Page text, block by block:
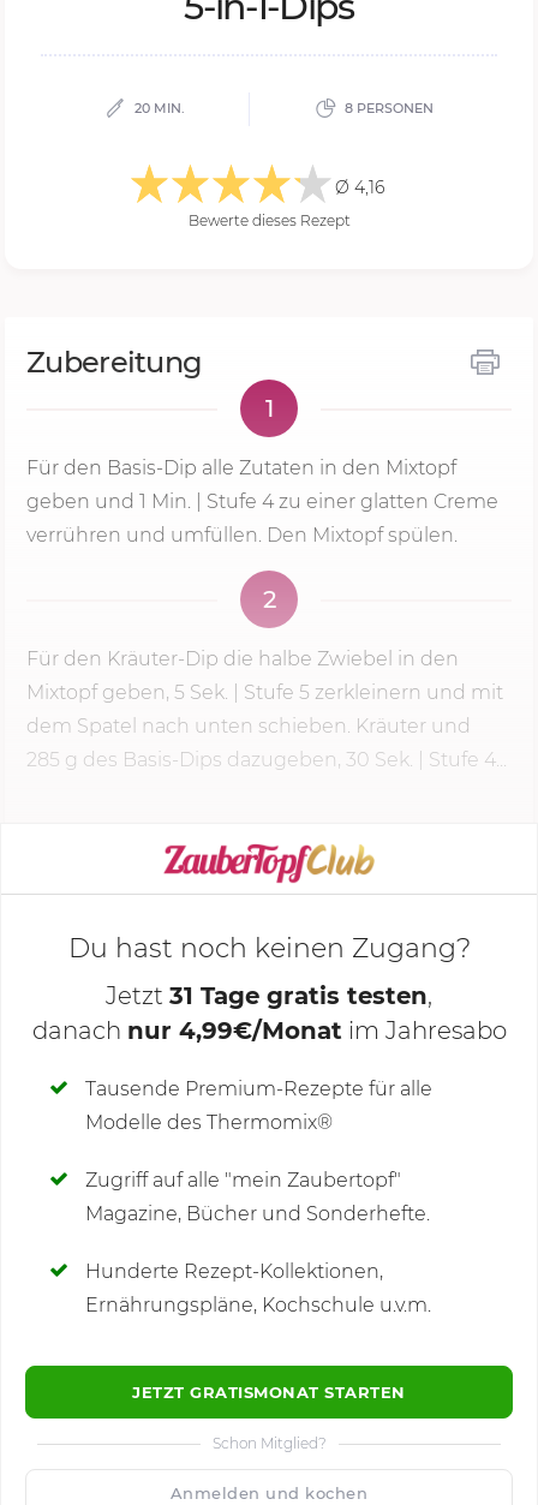
20 MIN. 8 PERSONEN
Ø 4,16
Bewerte dieses Rezept
Zubereitung
1
Für den Basis-Dip alle Zutaten in den Mixtopf
geben und 1 Min. Stufe 4zu einer glatten Creme
verrühren und umfüllen. Den Mixtopf spülen.
2
Für den Kräuter-Dip die halbe Zwiebel in den
Mixtopf geben, 5 Sek. Stufe 5 zerkleinern und mit
dem Spatel nach unten schieben. Kräuter und
285 g des Basis-Dips dazugeben, 30 Sek. | Stufe 4...
KOCHMODUS STARTEN
Deine Notizen
Du hast noch keinen Zugang?
Jetzt 31 Tage gratis testen,
danach nur 4,99€/Monat im Jahresabo
Tausende Premium-Rezepte für alle
Modelle des Thermomix®
Zugriff auf alle "mein Zaubertopf"
Magazine, Bücher und Sonderhefte.
Hunderte Rezept-Kollektionen,
Ernährungspläne, Kochschule u.v.m.
JETZT GRATISMONAT STARTEN
Schon Mitglied?
Anmelden und kochen
Kommentare(5)
🙂 Speichern